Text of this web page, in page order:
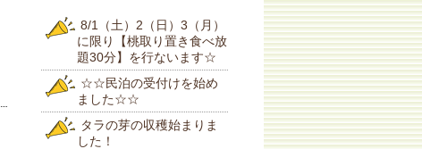
8/1（土）2（日）3（月）
に限り【桃取り置き食べ放
題30分】を行ないます☆
☆☆民泊の受付けを始め
ました☆☆
タラの芽の収穫始まりま
した！